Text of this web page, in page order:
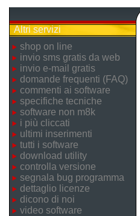
Altri servizi
shop on line
invio sms gratis da web
invio e-mail gratis
domande frequenti (FAQ)
commenti ai software
specifiche tecniche
software non m8k
i più cliccati
ultimi inserimenti
tutti i software
download utility
controlla versione
segnala bug programma
dettaglio licenze
dicono di noi
video software